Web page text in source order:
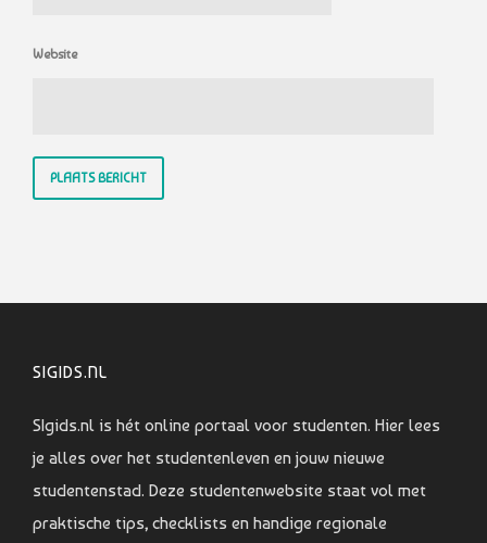
Website
SIGIDS.NL
SIgids.nl is hét online portaal voor studenten. Hier lees
je alles over het studentenleven en jouw nieuwe
studentenstad. Deze studentenwebsite staat vol met
praktische tips, checklists en handige regionale